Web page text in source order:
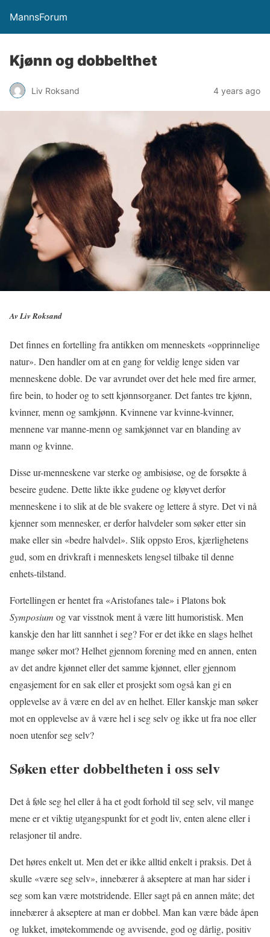
MannsForum
Kjønn og dobbelthet
Liv Roksand 4 years ago
Av Liv Roksand
Det finnes en fortelling fra antikken om menneskets «opprinnelige
natur». Den handler om at en gang for veldig lenge siden var
menneskene doble. De var avrundet over det hele med fire armer,
fire bein, to hoder og to sett kjønnsorganer. Det fantes tre kjønn,
kvinner, menn og samkjønn. Kvinnene var kvinne-kvinner,
mennene var manne-menn og samkjønnet var en blanding av
mann og kvinne.
Disse ur-menneskene var sterke og ambisiøse, og de forsøkte å
beseire gudene. Dette likte ikke gudene og kløyvet derfor
menneskene i to slik at de ble svakere og lettere å styre. Det vi nå
kjenner som mennesker, er derfor halvdeler som søker etter sin
make eller sin «bedre halvdel». Slik oppsto Eros, kjærlighetens
gud, som en drivkraft i menneskets lengsel tilbake til denne
enhets-tilstand.
Fortellingen er hentet fra «Aristofanes tale» i Platons bok
Symposium og var visstnok ment å være litt humoristisk. Men
kanskje den har litt sannhet i seg? For er det ikke en slags helhet
mange søker mot? Helhet gjennom forening med en annen, enten
av det andre kjønnet eller det samme kjønnet, eller gjennom
engasjement for en sak eller et prosjekt som også kan gi en
opplevelse av å være en del av en helhet. Eller kanskje man søker
mot en opplevelse av å være hel i seg selv og ikke ut fra noe eller
noen utenfor seg selv?
Søken etter dobbeltheten i oss selv
Det å føle seg hel eller å ha et godt forhold til seg selv, vil mange
mene er et viktig utgangspunkt for et godt liv, enten alene eller i
relasjoner til andre.
Det høres enkelt ut. Men det er ikke alltid enkelt i praksis. Det å
skulle «være seg selv», innebærer å akseptere at man har sider i
seg som kan være motstridende. Eller sagt på en annen måte; det
innebærer å akseptere at man er dobbel. Man kan være både åpen
og lukket, imøtekommende og avvisende, god og dårlig, positiv